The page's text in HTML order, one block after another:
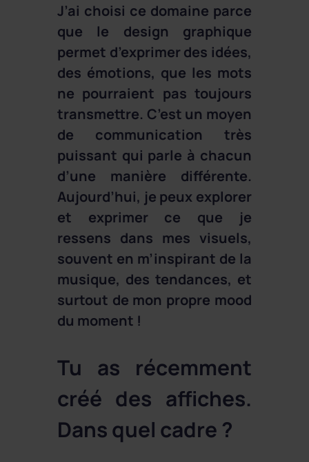
J’ai choisi ce domaine parce
que le design graphique
permet d’exprimer des idées,
des émotions, que les mots
ne pourraient pas toujours
transmettre. C’est un moyen
de communication très
puissant qui parle à chacun
d’une manière différente.
Aujourd’hui, je peux explorer
et exprimer ce que je
ressens dans mes visuels,
souvent en m’inspirant de la
musique, des tendances, et
surtout de mon propre mood
du moment !
Tu as récemment
créé des affiches.
Dans quel cadre ?